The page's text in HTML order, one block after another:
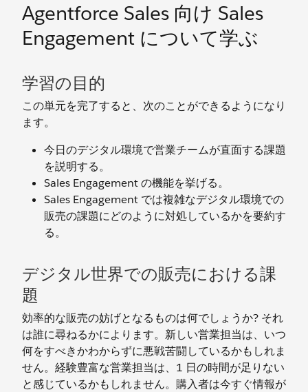
Agentforce Sales 向け Sales
Engagement について学ぶ
学習の目的
この単元を完了すると、次のことができるようになり
ます。
今日のデジタル環境で営業チームが直面する課題
を説明する。
Sales Engagement の機能を挙げる。
Sales Engagement では複雑なデジタル環境での
販売の課題にどのように対処しているかを要約す
る。
デジタル世界での販売における課
題
効率的な販売の妨げとなるものは何でしょうか? それ
は誰に尋ねるかによります。新しい営業担当は、いつ
何をすべきかわからずに悪戦苦闘しているかもしれま
せん。経験豊富な営業担当は、1 日の時間が足りない
と感じているかもしれません。購入者は今すぐ情報が